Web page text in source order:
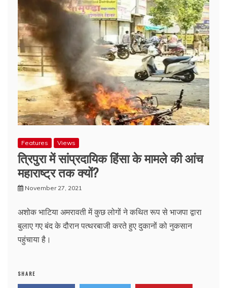
Features Views
त्रिपुरा में सांप्रदायिक हिंसा के मामले की आंच
महाराष्ट्र तक क्यों?
November 27, 2021
अशोक भाटिया अमरावती में कुछ लोगों ने कथित रूप से भाजपा द्वारा
बुलाए गए बंद के दौरान पत्थरबाजी करते हुए दुकानों को नुकसान
पहुंचाया है।
SHARE